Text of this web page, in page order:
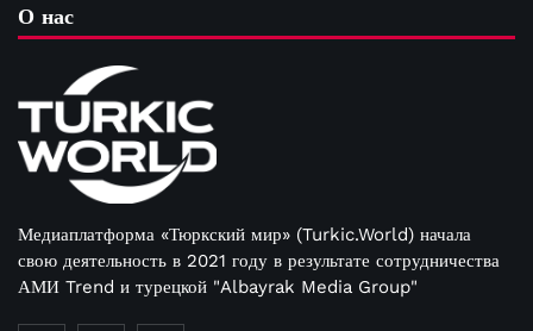
О нас
Медиаплатформа «Тюркский мир» (Turkic.World) начала
свою деятельность в 2021 году в результате сотрудничества
АМИ Trend и турецкой "Albayrak Media Group"